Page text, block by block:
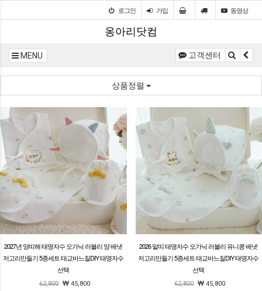
로그인 가입 동영상
옹아리닷컴
MENU 고객센터
상품정렬
2027년 양띠해 태명자수 오가닉 러블리 양 배냇
저고리만들기 5종세트 태교바느질DIY 태명자수
선택
62,800
45,800
2026 말띠 태명자수 오가닉 러블리 유니콩 배냇
저고리만들기 5종세트 태교바느질DIY 태명자수
선택
62,800
45,800